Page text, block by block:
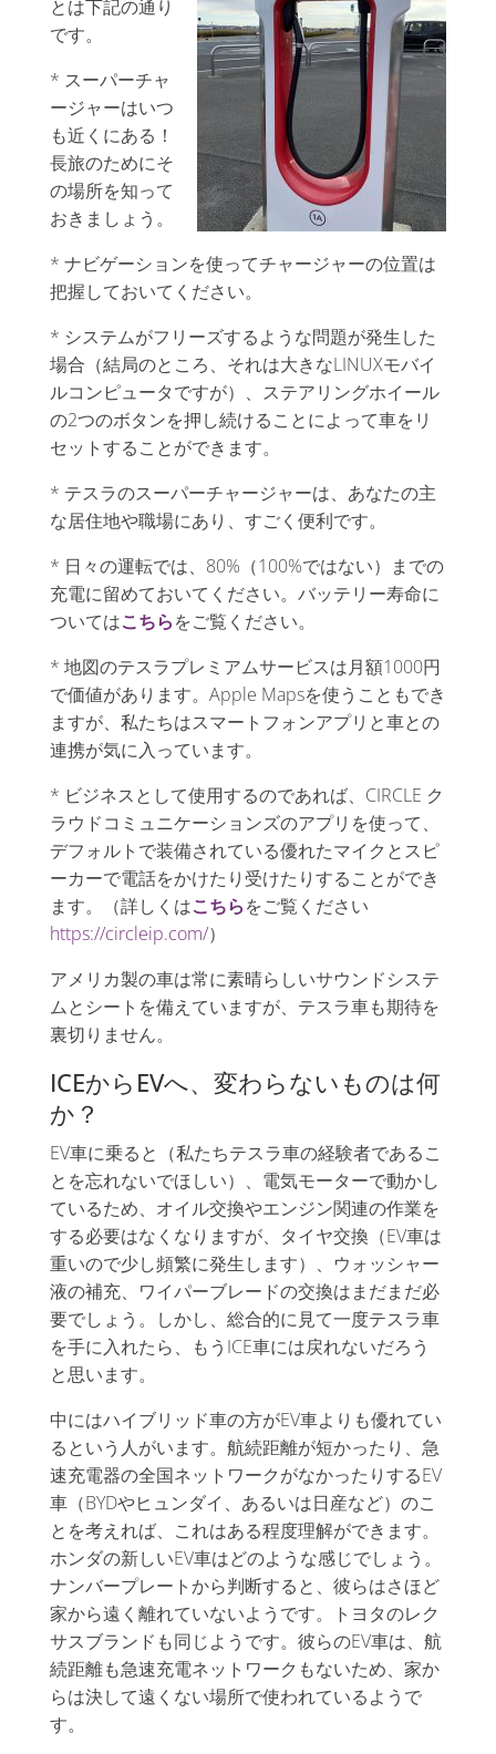
とは下記の通り
です。
* スーパーチャ
ージャーはいつ
も近くにある！
長旅のためにそ
の場所を知って
おきましょう。
* ナビゲーションを使ってチャージャーの位置は
把握しておいてください。
* システムがフリーズするような問題が発生した
場合（結局のところ、それは大きなLINUXモバイ
ルコンピュータですが）、ステアリングホイール
の2つのボタンを押し続けることによって車をリ
セットすることができます。
* テスラのスーパーチャージャーは、あなたの主
な居住地や職場にあり、すごく便利です。
* 日々の運転では、80%（100%ではない）までの
充電に留めておいてください。バッテリー寿命に
ついてはこちらをご覧ください。
* 地図のテスラプレミアムサービスは月額1000円
で価値があります。Apple Mapsを使うこともでき
ますが、私たちはスマートフォンアプリと車との
連携が気に入っています。
* ビジネスとして使用するのであれば、CIRCLE ク
ラウドコミュニケーションズのアプリを使って、
デフォルトで装備されている優れたマイクとスピ
ーカーで電話をかけたり受けたりすることができ
ます。（詳しくはこちらをご覧ください
https://circleip.com/）
アメリカ製の車は常に素晴らしいサウンドシステ
ムとシートを備えていますが、テスラ車も期待を
裏切りません。
ICEからEVへ、変わらないものは何
か？
EV車に乗ると（私たちテスラ車の経験者であるこ
とを忘れないでほしい）、電気モーターで動かし
ているため、オイル交換やエンジン関連の作業を
する必要はなくなりますが、タイヤ交換（EV車は
重いので少し頻繁に発生します）、ウォッシャー
液の補充、ワイパーブレードの交換はまだまだ必
要でしょう。しかし、総合的に見て一度テスラ車
を手に入れたら、もうICE車には戻れないだろう
と思います。
中にはハイブリッド車の方がEV車よりも優れてい
るという人がいます。航続距離が短かったり、急
速充電器の全国ネットワークがなかったりするEV
車（BYDやヒュンダイ、あるいは日産など）のこ
とを考えれば、これはある程度理解ができます。
ホンダの新しいEV車はどのような感じでしょう。
ナンバープレートから判断すると、彼らはさほど
家から遠く離れていないようです。トヨタのレク
サスブランドも同じようです。彼らのEV車は、航
続距離も急速充電ネットワークもないため、家か
らは決して遠くない場所で使われているようで
す。